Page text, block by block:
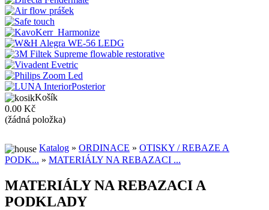
Košík
0.00 Kč
(žádná položka)
Katalog » ORDINACE » OTISKY / REBAZE A
PODK... » MATERIÁLY NA REBAZACI ...
MATERIÁLY NA REBAZACI A
PODKLADY